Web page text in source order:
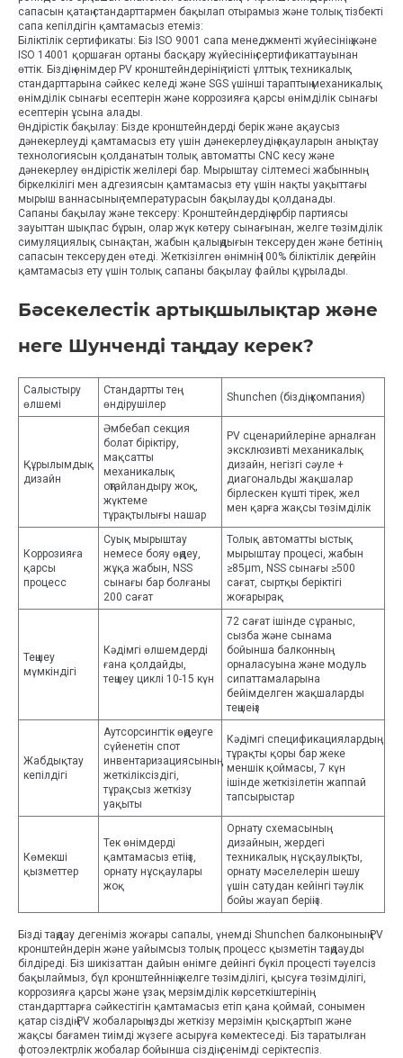
сапасын қатаң стандарттармен бақылап отырамыз және толық тізбекті
сапа кепілдігін қамтамасыз етеміз:
Біліктілік сертификаты: Біз ISO 9001 сапа менеджменті жүйесінің және
ISO 14001 қоршаған ортаны басқару жүйесінің сертификаттауынан
өттік. Біздің өнімдер PV кронштейндерінің тиісті ұлттық техникалық
стандарттарына сәйкес келеді және SGS үшінші тараптың механикалық
өнімділік сынағы есептерін және коррозияға қарсы өнімділік сынағы
есептерін ұсына алады.
Өндірістік бақылау: Бізде кронштейндерді берік және ақаусыз
дәнекерлеуді қамтамасыз ету үшін дәнекерлеудің ақауларын анықтау
технологиясын қолданатын толық автоматты CNC кесу және
дәнекерлеу өндірістік желілері бар. Мырыштау сілтемесі жабынның
біркелкілігі мен адгезиясын қамтамасыз ету үшін нақты уақыттағы
мырыш ваннасының температурасын бақылауды қолданады.
Сапаны бақылау және тексеру: Кронштейндердің әрбір партиясы
зауыттан шықпас бұрын, олар жүк көтеру сынағынан, желге төзімділік
симуляциялық сынақтан, жабын қалыңдығын тексеруден және бетінің
сапасын тексеруден өтеді. Жеткізілген өнімнің 100% біліктілік деңгейін
қамтамасыз ету үшін толық сапаны бақылау файлы құрылады.
Бәсекелестік артықшылықтар және
неге Шунченді таңдау керек?
Салыстыру
өлшемі
Стандартты тең
өндірушілер
Shunchen (біздің компания)
Құрылымдық
дизайн
Әмбебап секция
болат біріктіру,
мақсатты
механикалық
оңтайландыру жоқ,
жүктеме
тұрақтылығы нашар
PV сценарийлеріне арналған
эксклюзивті механикалық
дизайн, негізгі сәуле +
диагональды жақшалар
бірлескен күшті тірек, жел
мен қарға жақсы төзімділік
Коррозияға
қарсы
процесс
Суық мырыштау
немесе бояу өңдеу,
жұқа жабын, NSS
сынағы бар болғаны
200 сағат
Толық автоматты ыстық
мырыштау процесі, жабын
≥85μm, NSS сынағы ≥500
сағат, сыртқы беріктігі
жоғарырақ
Теңшеу
мүмкіндігі
Кәдімгі өлшемдерді
ғана қолдайды,
теңшеу циклі 10-15 күн
72 сағат ішінде сұраныс,
сызба және сынама
бойынша балконның
орналасуына және модуль
сипаттамаларына
бейімделген жақшаларды
теңшеңіз
Жабдықтау
кепілдігі
Аутсорсингтік өңдеуге
сүйенетін спот
инвентаризациясының
жеткіліксіздігі,
тұрақсыз жеткізу
уақыты
Кәдімгі спецификациялардың
тұрақты қоры бар жеке
меншік қоймасы, 7 күн
ішінде жеткізілетін жаппай
тапсырыстар
Көмекші
қызметтер
Тек өнімдерді
қамтамасыз етіңіз,
орнату нұсқаулары
жоқ
Орнату схемасының
дизайнын, жердегі
техникалық нұсқаулықты,
орнату мәселелерін шешу
үшін сатудан кейінгі тәулік
бойы жауап беріңіз.
Бізді таңдау дегеніміз жоғары сапалы, үнемді Shunchen балконының PV
кронштейндерін және уайымсыз толық процесс қызметін таңдауды
білдіреді. Біз шикізаттан дайын өнімге дейінгі бүкіл процесті тәуелсіз
бақылаймыз, бұл кронштейннің желге төзімділігі, қысуға төзімділігі,
коррозияға қарсы және ұзақ мерзімділік көрсеткіштерінің
стандарттарға сәйкестігін қамтамасыз етіп қана қоймай, сонымен
қатар сіздің PV жобаларыңызды жеткізу мерзімін қысқартып және
жақсы бағамен тиімді жүзеге асыруға көмектеседі. Біз таратылған
фотоэлектрлік жобалар бойынша сіздің сенімді серіктеспіз.